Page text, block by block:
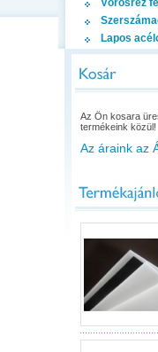
Vörösréz
Lapos
Az Ön kosara
termékeink közül!
Az áraink az